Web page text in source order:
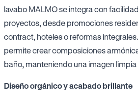
lavabo MALMO se integra con
proyectos, desde promociones
contract, hoteles o reformas
permite crear composiciones
baño, manteniendo una imagen
Diseño orgánico y acabado brillante